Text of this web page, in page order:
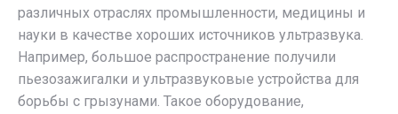
различных отраслях промышленности, медицины и
науки в качестве хороших источников ультразвука.
Например, большое распространение получили
пьезозажигалки и ультразвуковые устройства для
борьбы с грызунами. Такое оборудование,